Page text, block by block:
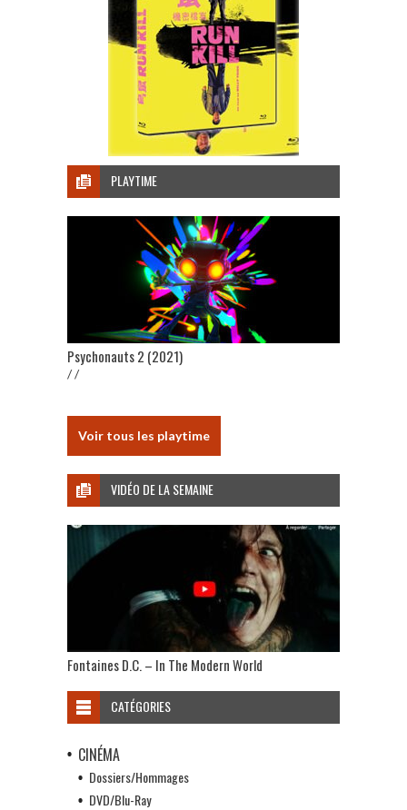
PLAYTIME
Psychonauts 2 (2021)
/ /
Voir tous les playtime
VIDÉO DE LA SEMAINE
Fontaines D.C. – In The Modern World
CATÉGORIES
CINÉMA
Dossiers/Hommages
DVD/Blu-Ray